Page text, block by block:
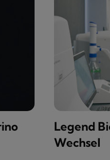
Legend
Wechsel